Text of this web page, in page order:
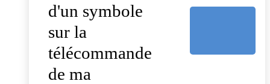
d'un symbole
sur la
télécommande
de ma